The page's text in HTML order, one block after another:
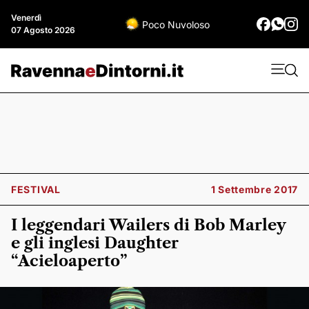
Venerdì
07 Agosto 2026
Poco Nuvoloso
FESTIVAL 1 Settembre 2017
I leggendari Wailers di Bob Marley
e gli inglesi Daughter
“Acieloaperto”